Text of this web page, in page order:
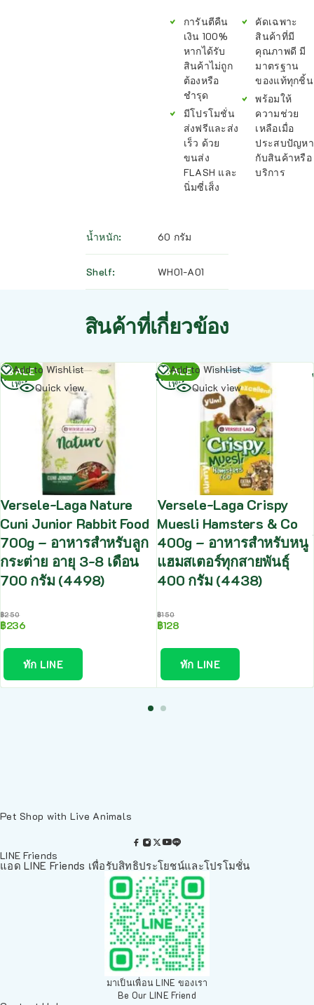
การันตีคืน
เงิน 100%
หากได้รับ
สินค้าไม่ถูก
ต้องหรือ
ชำรุด
มีโปรโมชั่น
ส่งฟรีและส่ง
เร็ว ด้วย
ขนส่ง
FLASH และ
นิ่มซี่เส็ง
คัดเฉพาะ
สินค้าที่มี
คุณภาพดี มี
มาตรฐาน
ของแท้ทุกชิ้น
พร้อมให้
ความช่วย
เหลือเมื่อ
ประสบปัญหา
กับสินค้าหรือ
บริการ
น้ำหนัก 60 กรัม
Shelf WH01-A01
สินค้าที่เกี่ยวข้อง
SALE
Add to Wishlist
Quick view
Versele-Laga Nature
Cuni Junior Rabbit Food
700g – อาหารสำหรับลูก
กระต่าย อายุ 3-8 เดือน
700 กรัม (4498)
฿250
฿236
ทัก LINE
อ่าน
เพิ่ม
SALE
Add to Wishlist
Quick view
Versele-Laga Crispy
Muesli Hamsters & Co
400g – อาหารสำหรับหนู
แฮมสเตอร์ทุกสายพันธุ์
400 กรัม (4438)
฿150
฿128
ทัก LINE
อ่าน
เพิ่ม
Pet Shop with Live Animals
LINE Friends
แอด LINE Friends เพื่อรับสิทธิประโยชน์และโปรโมชั่น
มาเป็นเพื่อน LINE ของเรา
Be Our LINE Friend